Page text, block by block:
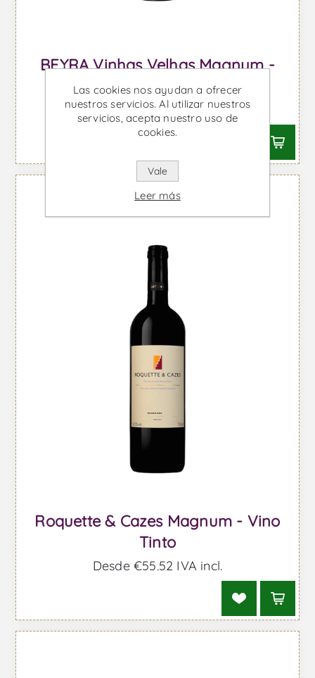
BEYRA Vinhas Velhas Magnum -
Vino Tinto
Desde €40,25 IVA incl.
Roquette & Cazes Magnum - Vino
Tinto
Desde €55,52 IVA incl.
Las cookies nos ayudan a ofrecer
nuestros servicios. Al utilizar nuestros
servicios, acepta nuestro uso de
cookies.
Vale
Leer más